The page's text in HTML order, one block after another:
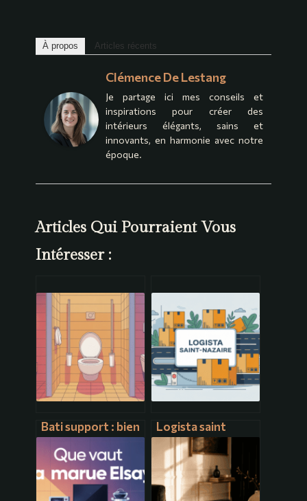
À propos Articles récents
Clémence De Lestang
Je partage ici mes conseils et
inspirations pour créer des
intérieurs élégants, sains et
innovants, en harmonie avec notre
époque.
Articles Qui Pourraient Vous
Intéresser :
Bati support : bien
son bâti pour wc
suspendu
Logista saint
nazaire : services,
accès et
informations
pratiques